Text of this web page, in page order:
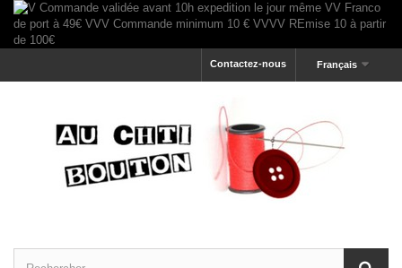
Français
Contactez-nous